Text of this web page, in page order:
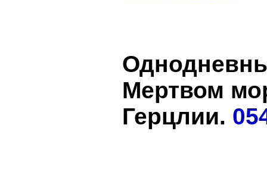
Мертвом
Герцлии.